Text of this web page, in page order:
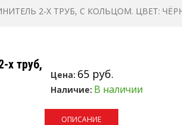
2-Х ТРУБ, С КОЛЬЦОМ. ЦВЕТ:
х труб,
Цена: 65 руб.
Наличие: В наличии
ОПИСАНИЕ